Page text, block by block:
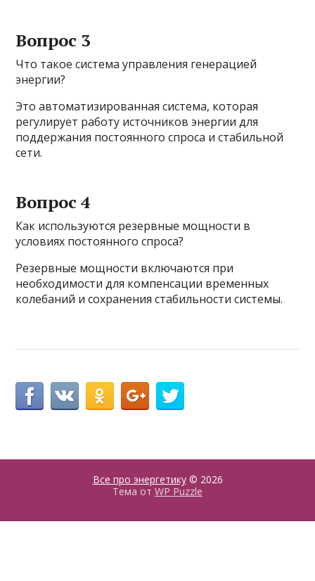
Вопрос 3
Что такое система управления генерацией
энергии?
Это автоматизированная система, которая
регулирует работу источников энергии для
поддержания постоянного спроса и стабильной
сети.
Вопрос 4
Как используются резервные мощности в
условиях постоянного спроса?
Резервные мощности включаются при
необходимости для компенсации временных
колебаний и сохранения стабильности системы.
Все про энергетику© 2026
Тема от WP Puzzle